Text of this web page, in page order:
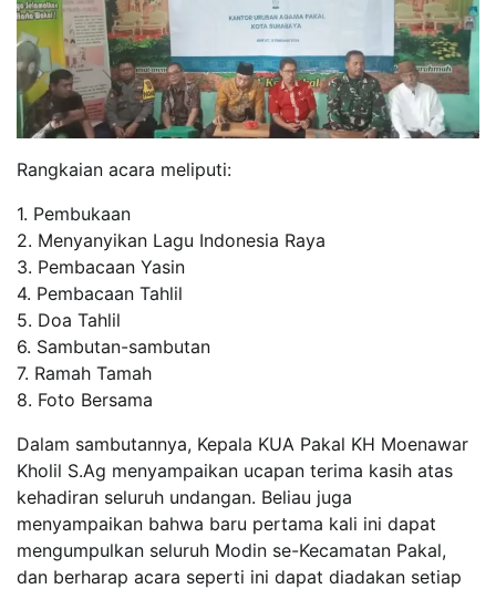
Rangkaian acara meliputi:
1. Pembukaan
2. Menyanyikan Lagu Indonesia Raya
3. Pembacaan Yasin
4. Pembacaan Tahlil
5. Doa Tahlil
6. Sambutan-sambutan
7. Ramah Tamah
8. Foto Bersama
Dalam sambutannya, Kepala KUA Pakal KH Moenawar
Kholil S.Ag menyampaikan ucapan terima kasih atas
kehadiran seluruh undangan. Beliau juga
menyampaikan bahwa baru pertama kali ini dapat
mengumpulkan seluruh Modin se-Kecamatan Pakal,
dan berharap acara seperti ini dapat diadakan setiap